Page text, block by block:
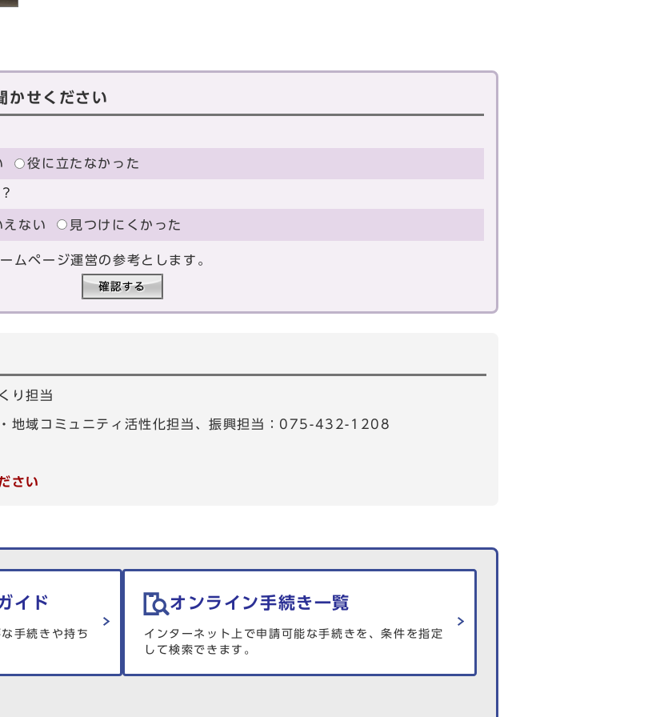
かせください
役に立たなかった
えない 見つけにくかった
ムページ運営の参考とします。
り担当
地域コミュニティ活性化担当、振興担当：075-432-1208
さい
イド
手続きや持ち
オンライン手続き一覧
インターネット上で申請可能な手続きを、条件を指定
して検索できます。